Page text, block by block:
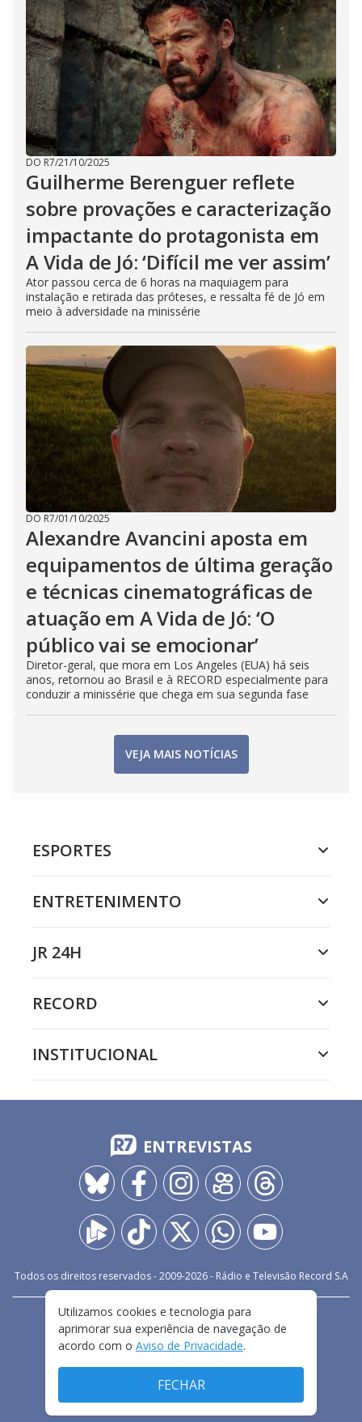
DO R7/21/10/2025
Guilherme Berenguer reflete
sobre provações e caracterização
impactante do protagonista em
A Vida de Jó: ‘Difícil me ver assim’
Ator passou cerca de 6 horas na maquiagem para
instalação e retirada das próteses, e ressalta fé de Jó em
meio à adversidade na minissérie
DO R7/01/10/2025
Alexandre Avancini aposta em
equipamentos de última geração
e técnicas cinematográficas de
atuação em A Vida de Jó: ‘O
público vai se emocionar’
Diretor-geral, que mora em Los Angeles (EUA) há seis
anos, retornou ao Brasil e à RECORD especialmente para
conduzir a minissérie que chega em sua segunda fase
VEJA MAIS NOTÍCIAS
ESPORTES
ENTRETENIMENTO
JR 24H
RECORD
INSTITUCIONAL
ENTREVISTAS
Todos os direitos reservados - 2009-2026- Rádio e Televisão Record S.A
FALE CONOSCO
PRIVACIDADE
TERMOS E CONDIÇÕES DE USO
Utilizamos cookies e tecnologia para
aprimorar sua experiência de navegação de
acordo com o Aviso de Privacidade.
FECHAR